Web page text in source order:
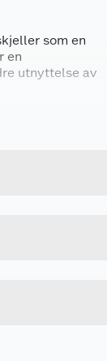
som en
en
utnyttelse av